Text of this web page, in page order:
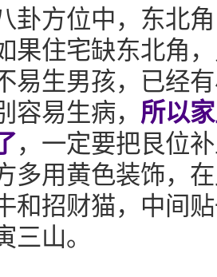
卦方位中，东北
果住宅缺东北角
易生男孩，已经
容易生病， 所以
，一定要把艮位
多用黄色装饰，
和招财猫，中间
山。